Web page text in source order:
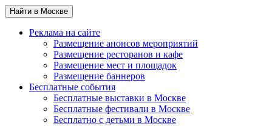
Найти в Москве
Реклама на сайте
Размещение анонсов мероприятий
Размещение ресторанов и кафе
Размещение мест и площадок
Размещение баннеров
Бесплатные события
Бесплатные выставки в Москве
Бесплатные фестивали в Москве
Бесплатно с детьми в Москве